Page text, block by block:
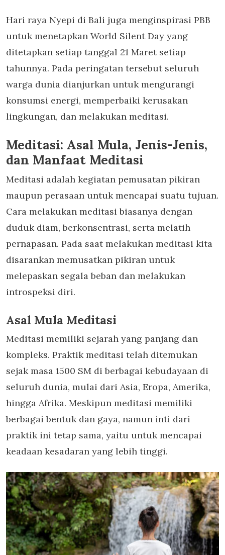
Hari raya Nyepi di Bali juga menginspirasi PBB
untuk menetapkan World Silent Day yang
ditetapkan setiap tanggal 21 Maret setiap
tahunnya. Pada peringatan tersebut seluruh
warga dunia dianjurkan untuk mengurangi
konsumsi energi, memperbaiki kerusakan
lingkungan, dan melakukan meditasi.
Meditasi: Asal Mula, Jenis-Jenis,
dan Manfaat Meditasi
Meditasi adalah kegiatan pemusatan pikiran
maupun perasaan untuk mencapai suatu tujuan.
Cara melakukan meditasi biasanya dengan
duduk diam, berkonsentrasi, serta melatih
pernapasan. Pada saat melakukan meditasi kita
disarankan memusatkan pikiran untuk
melepaskan segala beban dan melakukan
introspeksi diri.
Asal Mula Meditasi
Meditasi memiliki sejarah yang panjang dan
kompleks. Praktik meditasi telah ditemukan
sejak masa 1500 SM di berbagai kebudayaan di
seluruh dunia, mulai dari Asia, Eropa, Amerika,
hingga Afrika. Meskipun meditasi memiliki
berbagai bentuk dan gaya, namun inti dari
praktik ini tetap sama, yaitu untuk mencapai
keadaan kesadaran yang lebih tinggi.